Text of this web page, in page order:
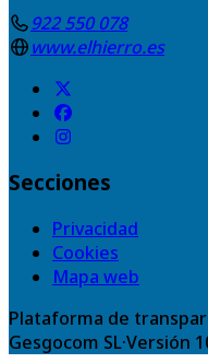
922 550 078
www.elhierro.es
Secciones
Privacidad
Cookies
Mapa web
Plataforma de
Gesgocom SL·Versión